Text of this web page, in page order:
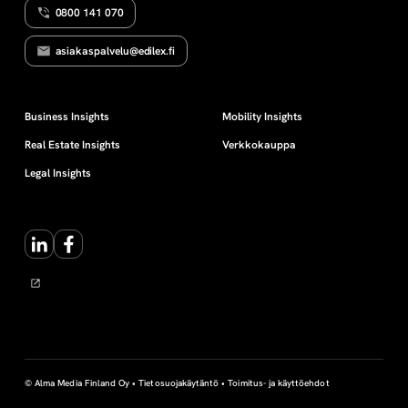
i
n
i
n
s
ä
ä
n
L
Y
0800 141 070
asiakaspalvelu@edilex.fi
Business Insights
Real Estate Insights
Legal Insights
Mobility Insights
Verkkokauppa
LinkedInFacebook
© Alma Media Finland Oy •Tietosuojakäytäntö •Toimitus- ja käyttöehdot